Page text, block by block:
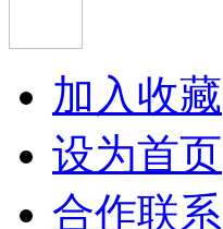
加入收藏
设为首页
合作联系